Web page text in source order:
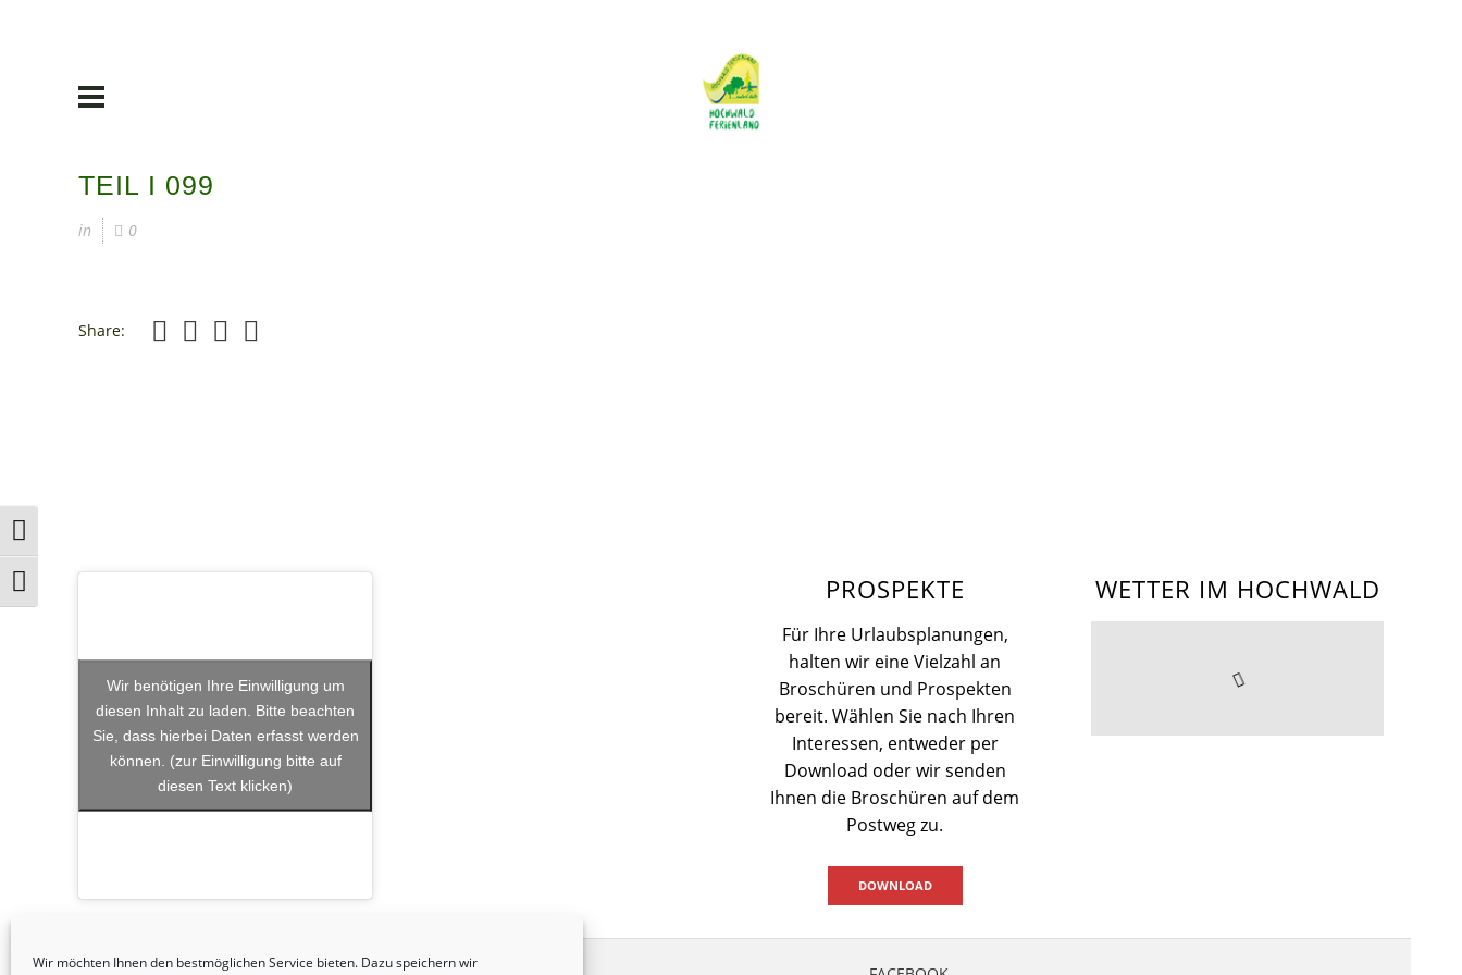
Wir möchten Ihnen den bestmöglichen Service bieten. Dazu speichern wir
Umschalten auf hohe Kontraste
Schrift vergrößern
TEIL I 099
in 0
Share:
Wir benötigen Ihre Einwilligung um
diesen Inhalt zu laden. Bitte beachten
Sie, dass hierbei Daten erfasst werden
können. (zur Einwilligung bitte auf
diesen Text klicken)
PROSPEKTE
Für Ihre Urlaubsplanungen,
halten wir eine Vielzahl an
Broschüren und Prospekten
bereit. Wählen Sie nach Ihren
Interessen, entweder per
Download oder wir senden
Ihnen die Broschüren auf dem
Postweg zu.
DOWNLOAD
WETTER IM HOCHWALD